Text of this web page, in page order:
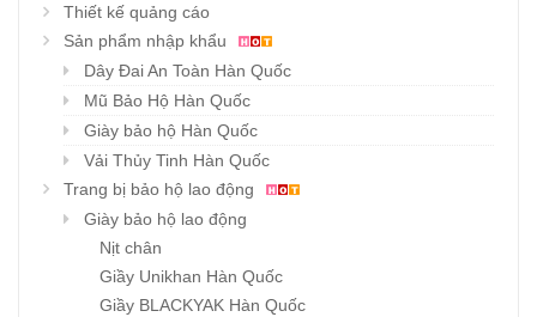
Thiết kế quảng cáo
Sản phẩm nhập khẩu
Dây Đai An Toàn Hàn Quốc
Mũ Bảo Hộ Hàn Quốc
Giày bảo hộ Hàn Quốc
Vải Thủy Tinh Hàn Quốc
Trang bị bảo hộ lao động
Giày bảo hộ lao động
Nịt chân
Giầy Unikhan Hàn Quốc
Giầy BLACKYAK Hàn Quốc